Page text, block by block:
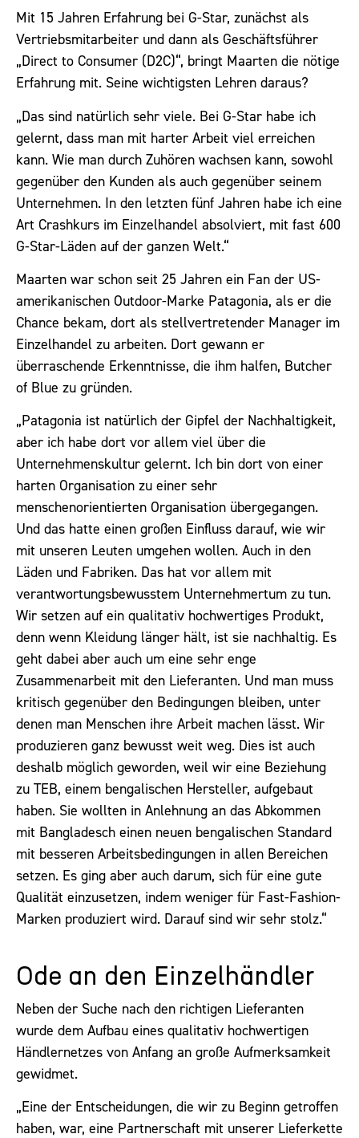
Mit 15 Jahren Erfahrung bei G-Star, zunächst als
Vertriebsmitarbeiter und dann als Geschäftsführer
„Direct to Consumer (D2C)“, bringt Maarten die nötige
Erfahrung mit. Seine wichtigsten Lehren daraus?
„Das sind natürlich sehr viele. Bei G-Star habe ich
gelernt, dass man mit harter Arbeit viel erreichen
kann. Wie man durch Zuhören wachsen kann, sowohl
gegenüber den Kunden als auch gegenüber seinem
Unternehmen. In den letzten fünf Jahren habe ich eine
Art Crashkurs im Einzelhandel absolviert, mit fast 600
G-Star-Läden auf der ganzen Welt.“
Maarten war schon seit 25 Jahren ein Fan der US-
amerikanischen Outdoor-Marke Patagonia, als er die
Chance bekam, dort als stellvertretender Manager im
Einzelhandel zu arbeiten. Dort gewann er
überraschende Erkenntnisse, die ihm halfen, Butcher
of Blue zu gründen.
„Patagonia ist natürlich der Gipfel der Nachhaltigkeit,
aber ich habe dort vor allem viel über die
Unternehmenskultur gelernt. Ich bin dort von einer
harten Organisation zu einer sehr
menschenorientierten Organisation übergegangen.
Und das hatte einen großen Einfluss darauf, wie wir
mit unseren Leuten umgehen wollen. Auch in den
Läden und Fabriken. Das hat vor allem mit
verantwortungsbewusstem Unternehmertum zu tun.
Wir setzen auf ein qualitativ hochwertiges Produkt,
denn wenn Kleidung länger hält, ist sie nachhaltig. Es
geht dabei aber auch um eine sehr enge
Zusammenarbeit mit den Lieferanten. Und man muss
kritisch gegenüber den Bedingungen bleiben, unter
denen man Menschen ihre Arbeit machen lässt. Wir
produzieren ganz bewusst weit weg. Dies ist auch
deshalb möglich geworden, weil wir eine Beziehung
zu TEB, einem bengalischen Hersteller, aufgebaut
haben. Sie wollten in Anlehnung an das Abkommen
mit Bangladesch einen neuen bengalischen Standard
mit besseren Arbeitsbedingungen in allen Bereichen
setzen. Es ging aber auch darum, sich für eine gute
Qualität einzusetzen, indem weniger für Fast-Fashion-
Marken produziert wird. Darauf sind wir sehr stolz.“
Ode an den Einzelhändler
Neben der Suche nach den richtigen Lieferanten
wurde dem Aufbau eines qualitativ hochwertigen
Händlernetzes von Anfang an große Aufmerksamkeit
gewidmet.
„Eine der Entscheidungen, die wir zu Beginn getroffen
haben, war, eine Partnerschaft mit unserer Lieferkette